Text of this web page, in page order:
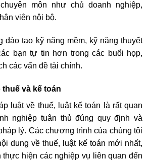
môn như chủ doanh nghiệp,
viên nội bộ.
đào tạo kỹ năng mềm, kỹ năng thuyết
bạn tự tin hơn trong các buổi họp,
các vấn đề tài chính.
và kế toán
luật về thuế, luật kế toán là rất quan
nghiệp tuân thủ đúng quy định và
lý. Các chương trình của chúng tôi
dung về thuế, luật kế toán mới nhất,
hiện các nghiệp vụ liên quan đến